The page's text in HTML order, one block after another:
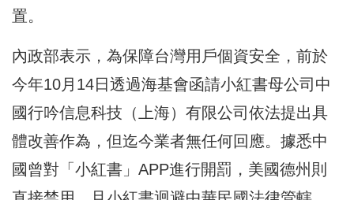
置。
內政部表示，為保障台灣用戶個資安全，前於
今年10月14日透過海基會函請小紅書母公司中
國行吟信息科技（上海）有限公司依法提出具
體改善作為，但迄今業者無任何回應。據悉中
國曾對「小紅書」APP進行開罰，美國德州則